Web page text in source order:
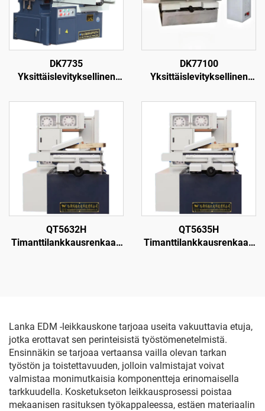
DK7735
Yksittäislevityksellinen
DK77100
Yksittäislevityksellinen
QT5632H
Timanttilankkausrenkaan
QT5635H
Timanttilankkausrenkaan
Lanka EDM -leikkauskone tarjoaa useita vakuuttavia etuja,
jotka erottavat sen perinteisistä työstömenetelmistä.
Ensinnäkin se tarjoaa vertaansa vailla olevan tarkan
työstön ja toistettavuuden, jolloin valmistajat voivat
valmistaa monimutkaisia komponentteja erinomaisella
tarkkuudella. Kosketukseton leikkausprosessi poistaa
mekaanisen rasituksen työkappaleessa, estäen materiaalin